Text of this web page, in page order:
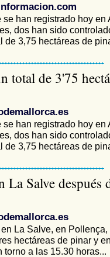
han registrado hoy en
dos han sido
3,75 hectáreas de
total de 3'75
han registrado hoy en
dos han sido
3,75 hectáreas de
Salve después
La Salve, en Pollença,
hectáreas de pinar y
a las 15.30 horas...